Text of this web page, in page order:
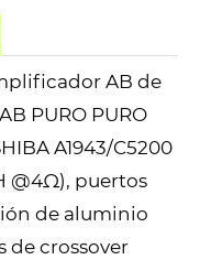
AB de
PURO PURO
A1943/C5200
@4Ω), puertos
de aluminio
de crossover